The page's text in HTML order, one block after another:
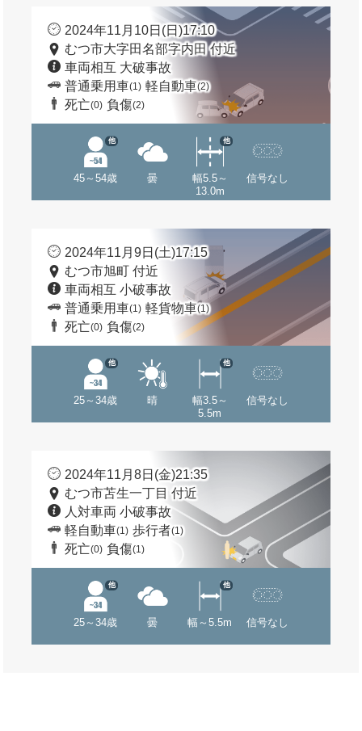
2024年11月10日(日)17:10
むつ市大字田名部字内田 付近
車両相互 大破事故
普通乗用車(1) 軽自動車(2)
死亡(0) 負傷(2)
45～54歳
他
曇
幅5.5～
13.0m
他
信号なし
2024年11月9日(土)17:15
むつ市旭町 付近
車両相互 小破事故
普通乗用車(1) 軽貨物車(1)
死亡(0) 負傷(2)
25～34歳
他
晴
幅3.5～
5.5m
他
信号なし
2024年11月8日(金)21:35
むつ市苫生一丁目 付近
人対車両 小破事故
軽自動車(1) 歩行者(1)
死亡(0) 負傷(1)
25～34歳
他
曇 幅～5.5m
他
信号なし